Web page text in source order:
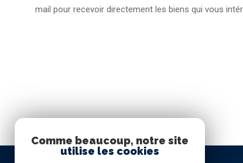
mail pour recevoir directement les biens qui vous
Comme beaucoup, notre site
utilise les cookies